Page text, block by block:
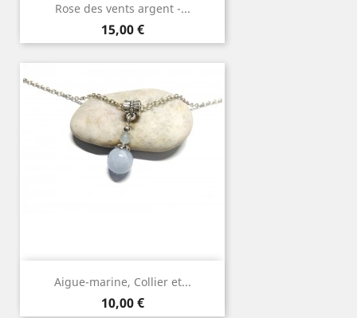
Rose des vents argent -...
Prix
15,00 €
Aigue-marine, Collier et...
Prix
10,00 €